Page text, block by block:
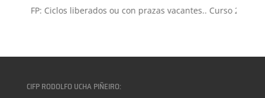
FP: Ciclos liberados ou con prazas vacantes.. Curso 2026-
CIFP RODOLFO UCHA PIÑEIRO: